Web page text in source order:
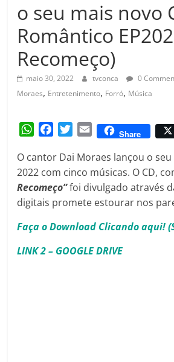
Amorim
o seu mais novo
Romântico
Recomeço)
maio 30, 2022 tvconca 0
Moraes, Entretenimento, Forró, Música
W
a
t
s
A
p
c
e
b
o
k
i
t
t
e
E
a
i
l
Share
O cantor Dai Moraes lançou o seu
2022 com cinco músicas. O CD,
Recomeço”foi divulgado através
digitais promete estourar nos
Faça o Download Clicando aqui!
LINK 2 – GOOGLE DRIVE